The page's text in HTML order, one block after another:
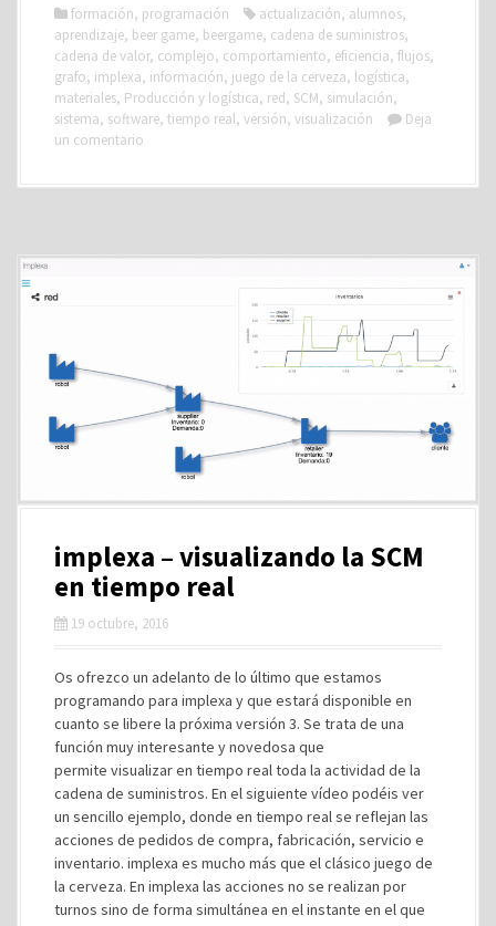
formación, programación actualización, alumnos,
aprendizaje, beer game, beergame, cadena de suministros,
cadena de valor, complejo, comportamiento, eficiencia, flujos,
grafo, implexa, información, juego de la cerveza, logística,
materiales, Producción y logística, red, SCM, simulación,
sistema, software, tiempo real, versión, visualización
Deja
un comentario
implexa – visualizando la SCM
en tiempo real
19 octubre, 2016
Os ofrezco un adelanto de lo último que estamos
programando para implexa y que estará disponible en
cuanto se libere la próxima versión 3. Se trata de una
función muy interesante y novedosa que
permite visualizar en tiempo real toda la actividad de la
cadena de suministros. En el siguiente vídeo podéis ver
un sencillo ejemplo, donde en tiempo real se reflejan las
acciones de pedidos de compra, fabricación, servicio e
inventario. implexa es mucho más que el clásico juego de
la cerveza. En implexa las acciones no se realizan por
turnos sino de forma simultánea en el instante en el que